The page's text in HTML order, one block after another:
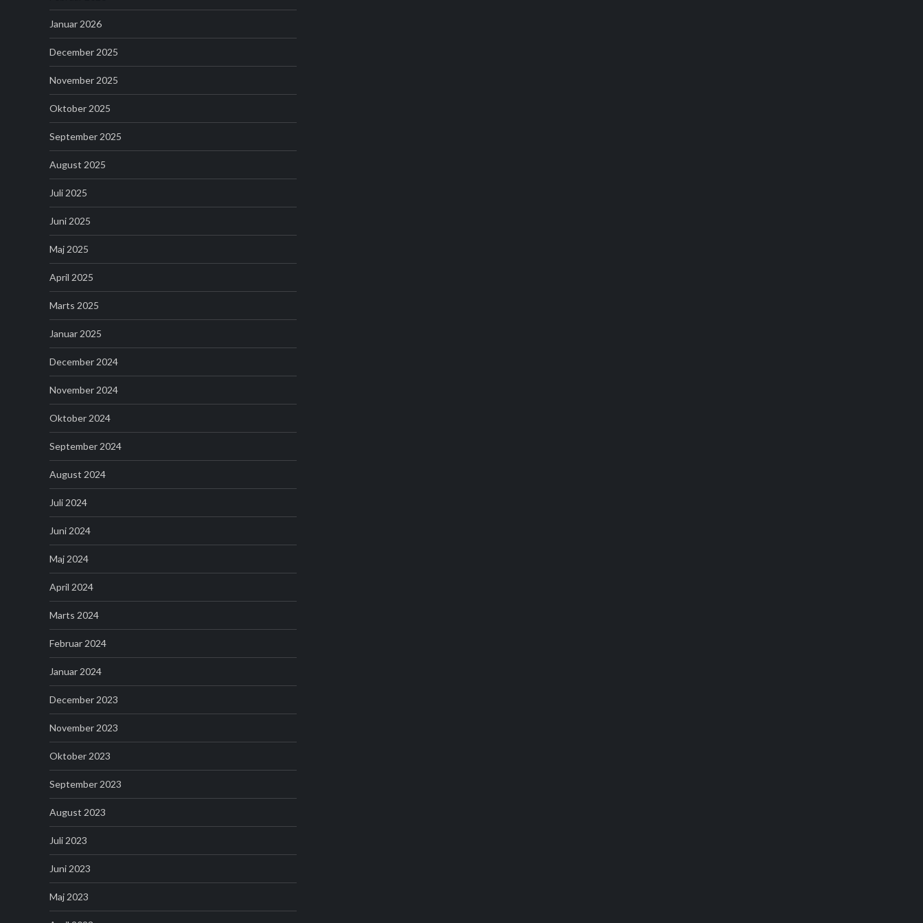
Januar 2026
December 2025
November 2025
Oktober 2025
September 2025
August 2025
Juli 2025
Juni 2025
Maj 2025
April 2025
Marts 2025
Januar 2025
December 2024
November 2024
Oktober 2024
September 2024
August 2024
Juli 2024
Juni 2024
Maj 2024
April 2024
Marts 2024
Februar 2024
Januar 2024
December 2023
November 2023
Oktober 2023
September 2023
August 2023
Juli 2023
Juni 2023
Maj 2023